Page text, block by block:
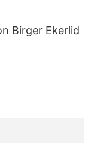
Birger Ekerlid